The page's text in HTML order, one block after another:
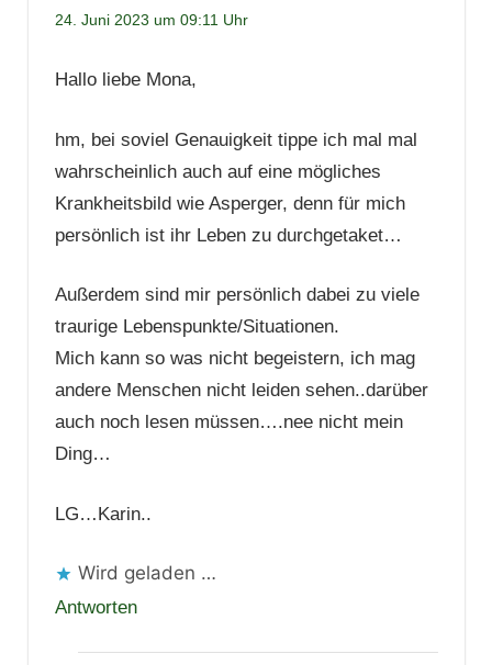
24. Juni 2023 um 09:11 Uhr
Hallo liebe Mona,
hm, bei soviel Genauigkeit tippe ich mal mal
wahrscheinlich auch auf eine mögliches
Krankheitsbild wie Asperger, denn für mich
persönlich ist ihr Leben zu durchgetaket…
Außerdem sind mir persönlich dabei zu viele
traurige Lebenspunkte/Situationen.
Mich kann so was nicht begeistern, ich mag
andere Menschen nicht leiden sehen..darüber
auch noch lesen müssen….nee nicht mein
Ding…
LG…Karin..
Wird geladen …
Antworten